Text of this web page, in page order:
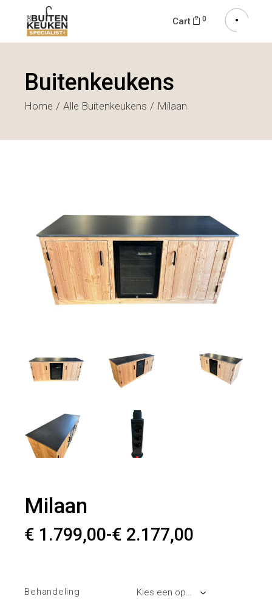
Cart 0
Buitenkeukens
Home Alle Buitenkeukens Milaan
Milaan
€ 1.799,00-€ 2.177,00
Prijsklasse:
€ 1.799,00
€ 2.177,00
Behandeling Kies een optie